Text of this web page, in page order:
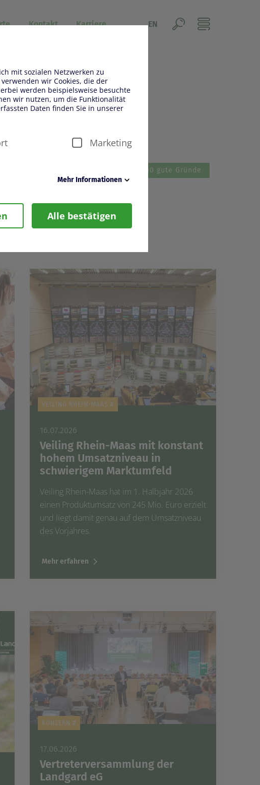
mit sozialen Netzwerken zu
wir Cookies, die der
werden beispielsweise besuchte
wir nutzen, um die Funktionalität
Daten finden Sie in unserer
Marketing
Mehr Informationen
die für den reibungslosen Betrieb der
das „eingeloggt bleiben“, damit
ermöglichen können.
um unsere Dienste und Angebote
wir beispielsweise
diese bei einem erneuten
für Sie sind. So können wir Ihnen
sind.
Alle bestätigen
Kontakt Karriere EN
1000 gute Gründe
VEILING RHEIN-MAAS #
16.07.2026
Veiling Rhein-Maas mit konstant
hohem Umsatzniveau in
schwierigem Marktumfeld
Veiling Rhein-Maas hat im 1. Halbjahr 2026
einen Produktumsatz von 245 Mio. Euro erzielt
und liegt damit genau auf dem Umsatzniveau
des Vorjahres.
Mehr erfahren
KONZERN #
17.06.2026
Vertreterversammlung der
Landgard eG